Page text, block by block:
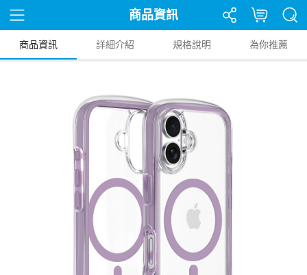
商品資訊
商品資訊 詳細介紹 規格說明 為你推薦